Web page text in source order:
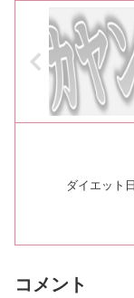
ダイエット
コメント